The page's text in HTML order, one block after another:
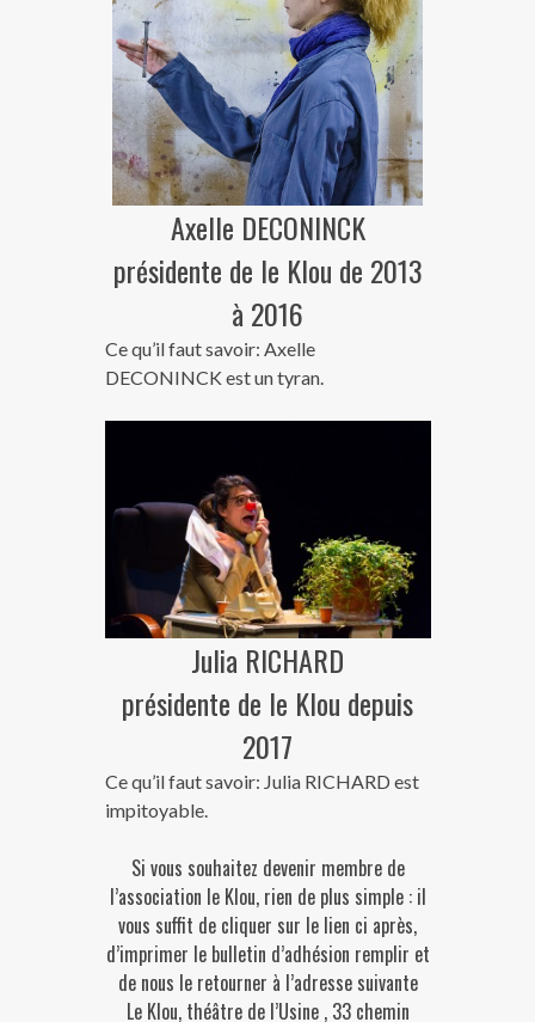
Axelle DECONINCK
présidente de le Klou de 2013
à 2016
Ce qu’il faut savoir: Axelle
DECONINCK est un tyran.
Julia RICHARD
présidente de le Klou depuis
2017
Ce qu’il faut savoir: Julia RICHARD est
impitoyable.
Si vous souhaitez devenir membre de
l’association le Klou, rien de plus simple : il
vous suffit de cliquer sur le lien ci après,
d’imprimer le bulletin d’adhésion remplir et
de nous le retourner à l’adresse suivante
Le Klou, théâtre de l’Usine , 33 chemin